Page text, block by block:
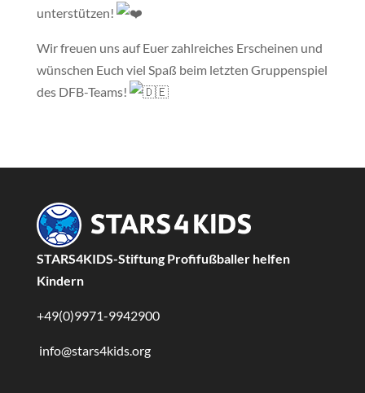
unterstützen!
Wir freuen uns auf Euer zahlreiches Erscheinen und
wünschen Euch viel Spaß beim letzten Gruppenspiel
des DFB-Teams!
STARS4KIDS-Stiftung Profifußballer helfen
Kindern
+49(0)9971-9942900
info@stars4kids.org